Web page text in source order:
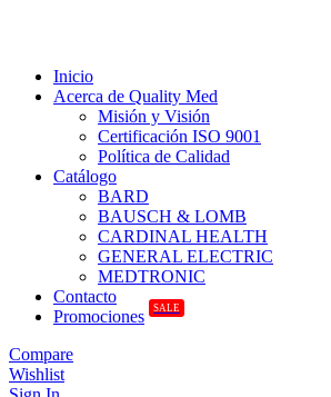
Inicio
Acerca de Quality Med
Misión y Visión
Certificación ISO 9001
Política de Calidad
Catálogo
BARD
BAUSCH & LOMB
CARDINAL HEALTH
GENERAL ELECTRIC
MEDTRONIC
Contacto
Promociones
SALE
Compare
Wishlist